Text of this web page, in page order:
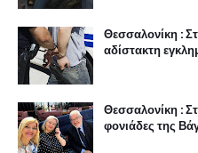
Θεσσαλονίκη :
αδίστακτη
Θεσσαλονίκη :
φονιάδες της